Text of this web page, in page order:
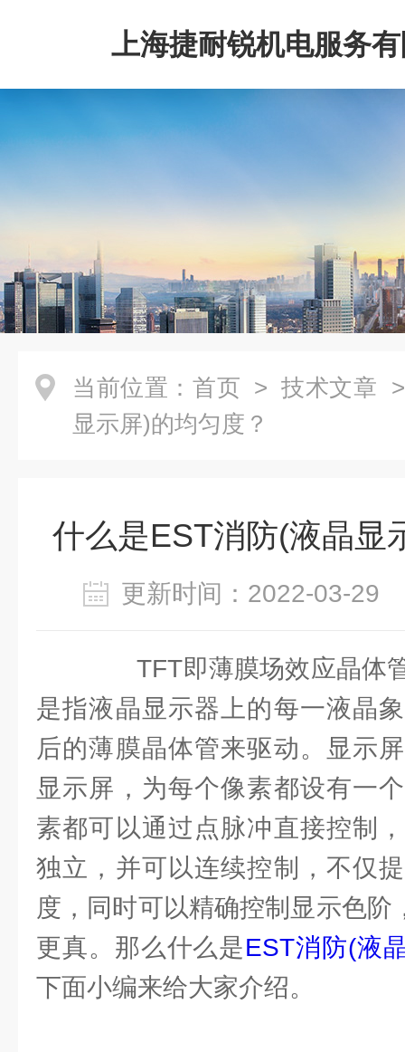
上海捷耐锐机电服务
当前位置： 首页 > 技术文章
显示屏)的均匀度？
什么是EST消防(液晶显
更新时间：2022-03-
TFT即薄膜场效应晶体
是指液晶显示器上的每一液晶
后的薄膜晶体管来驱动。显示
显示屏，为每个像素都设有一
素都可以通过点脉冲直接控制
独立，并可以连续控制，不仅
度，同时可以精确控制显示色阶
更真。那么什么是EST消防(液
下面小编来给大家介绍。